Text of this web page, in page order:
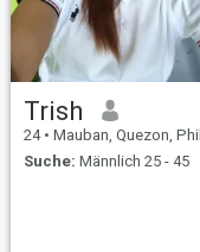
Trish
24 • Mauban, Quezon,
Suche: Männlich 25 - 45